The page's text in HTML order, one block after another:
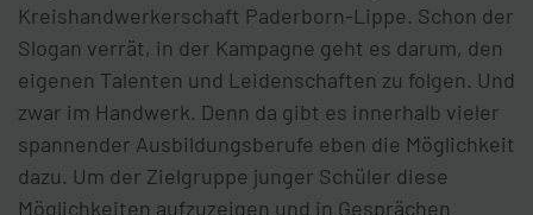
Kreishandwerkerschaft Paderborn-Lippe. Schon der
Slogan verrät, in der Kampagne geht es darum, den
eigenen Talenten und Leidenschaften zu folgen. Und
zwar im Handwerk. Denn da gibt es innerhalb vieler
spannender Ausbildungsberufe eben die Möglichkeit
dazu. Um der Zielgruppe junger Schüler diese
Möglichkeiten aufzuzeigen und in Gesprächen